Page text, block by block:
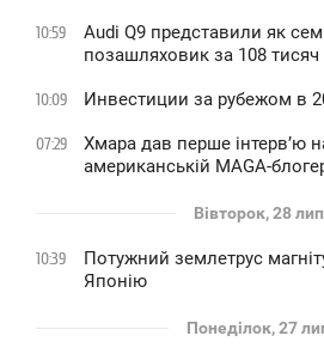
10:59
Audi Q9 представили як
позашляховик за 108 тисяч
10:09 Инвестиции за рубежом в
07:29
Хмара дав перше інтервʼю
американській MAGA-
Вівторок, 28
10:39
Потужний землетрус
Японію
Понеділок, 27